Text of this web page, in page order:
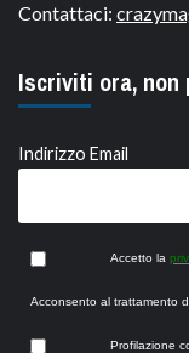
Contattaci:
Iscriviti ora,
Indirizzo Email
Accetto la
Acconsento al trattamento
Profilazione